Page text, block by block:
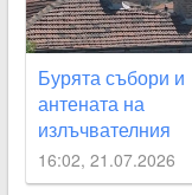
Бурята събори и
антената на
излъчвателния
комплекс на Сахат
тепе
16:02, 21.07.2026